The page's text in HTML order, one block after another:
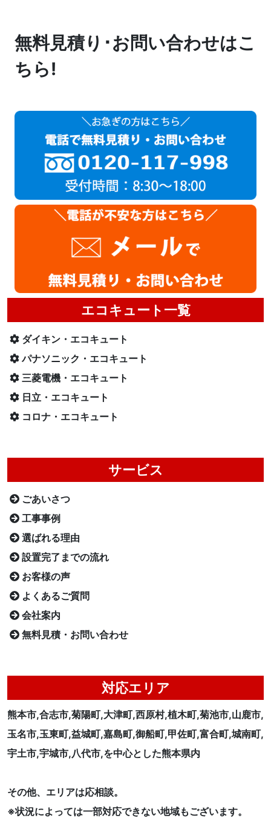
エコキュート一覧
ダイキン・エコキュート
パナソニック・エコキュート
三菱電機・エコキュート
日立・エコキュート
コロナ・エコキュート
サービス
ごあいさつ
工事事例
選ばれる理由
設置完了までの流れ
お客様の声
よくあるご質問
会社案内
無料見積・お問い合わせ
対応エリア
熊本市,合志市,菊陽町,大津町,西原村,植木町,菊池市,山鹿市,
玉名市,玉東町,益城町,嘉島町,御船町,甲佐町,富合町,城南町,
宇土市,宇城市,八代市,を中心とした熊本県内
その他、エリアは応相談。
※状況によっては一部対応できない地域もございます。
無料見積り･お問い合わせはこ
ちら!